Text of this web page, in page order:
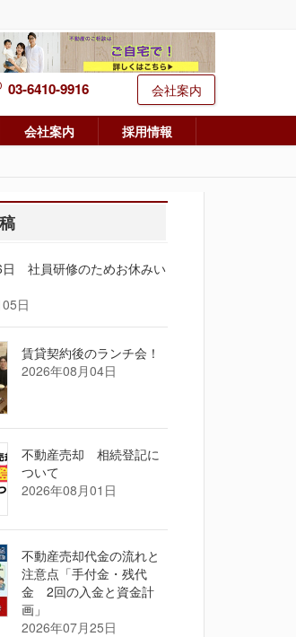
03-6410-9916 会社案内
会社案内 採用情報
日 社員研修のためお休みい
日
賃貸契約後のランチ会！
2026年08月04日
不動産売却 相続登記に
ついて
2026年08月01日
不動産売却代金の流れと
注意点「手付金・残代
金 2回の入金と資金計
画」
2026年07月25日